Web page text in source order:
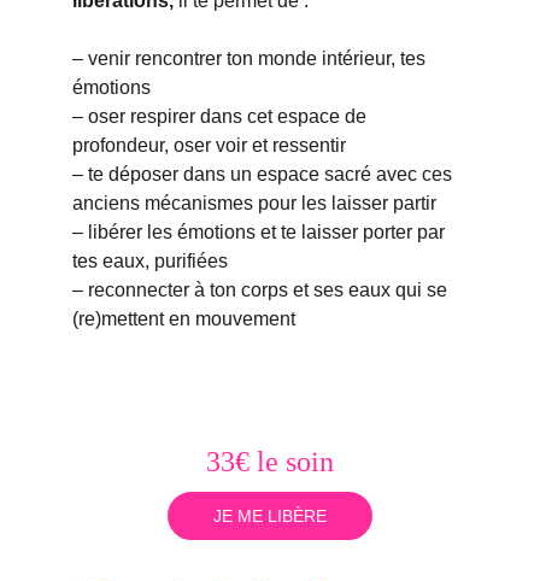
33€ le soin
JE ME LIBÈRE
– venir rencontrer ton monde intérieur, tes
émotions
– oser respirer dans cet espace de
profondeur, oser voir et ressentir
– te déposer dans un espace sacré avec ces
anciens mécanismes pour les laisser partir
– libérer les émotions et te laisser porter par
tes eaux, purifiées
– reconnecter à ton corps et ses eaux qui se
(re)mettent en mouvement